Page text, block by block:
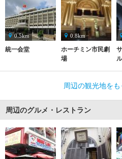
0.5km
統一会堂
0.8km
ホーチミン市民劇
場
周辺の観光地を
周辺のグルメ・レストラン